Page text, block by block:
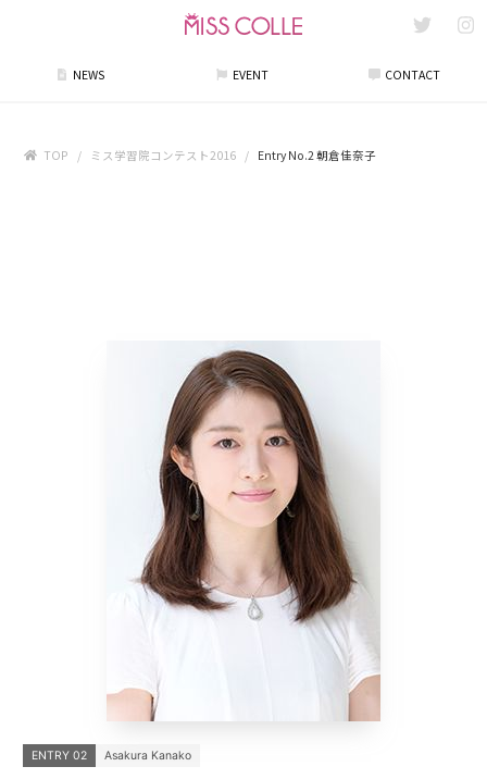
NEWS EVENT CONTACT
TOP ミス学習院コンテスト2016 Entry No.2 朝倉佳奈子
ENTRY 02 Asakura Kanako